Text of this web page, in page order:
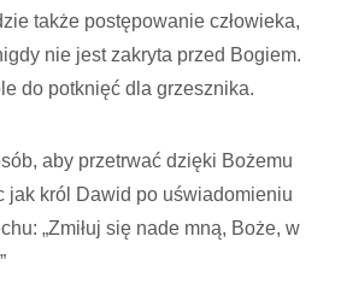
także postępowanie człowieka,
nie jest zakryta przed Bogiem.
do potknięć dla grzesznika.
aby przetrwać dzięki Bożemu
jak król Dawid po uświadomieniu
„Zmiłuj się nade mną, Boże, w